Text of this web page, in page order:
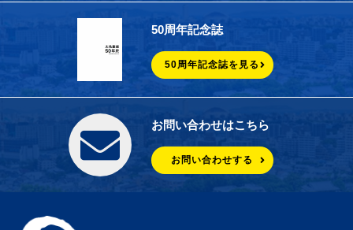
50周年記念誌
50周年記念誌を見る
お問い合わせはこちら
お問い合わせする